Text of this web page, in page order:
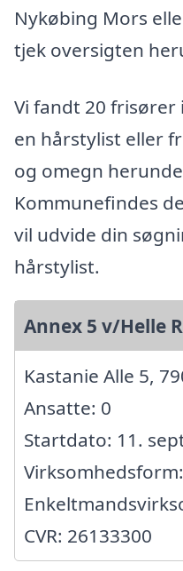
Nykøbing Mors
tjek oversigten
Vi fandt 20 frisører
en hårstylist eller
og omegn
Kommunefindes
vil udvide din
hårstylist.
Annex 5 v/Helle
Kastanie Alle 5,
Ansatte: 0
Startdato: 11.
Virksomhedsform:
CVR: 26133300